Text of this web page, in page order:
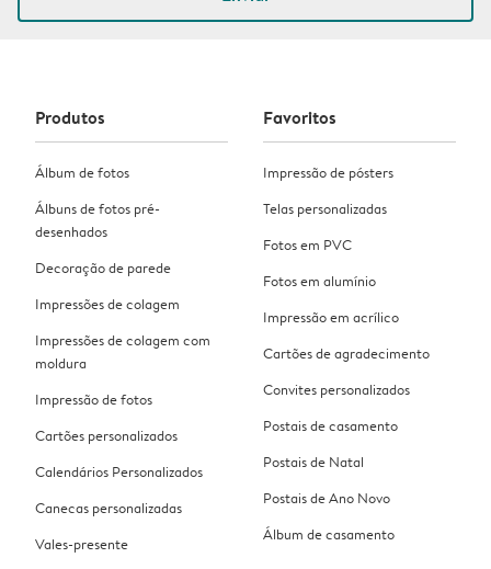
Produtos
Álbum de fotos
Álbuns de fotos pré-
desenhados
Decoração de parede
Impressões de colagem
Impressões de colagem com
moldura
Impressão de fotos
Cartões personalizados
Calendários Personalizados
Canecas personalizadas
Vales-presente
Favoritos
Impressão de pósters
Telas personalizadas
Fotos em PVC
Fotos em alumínio
Impressão em acrílico
Cartões de agradecimento
Convites personalizados
Postais de casamento
Postais de Natal
Postais de Ano Novo
Álbum de casamento